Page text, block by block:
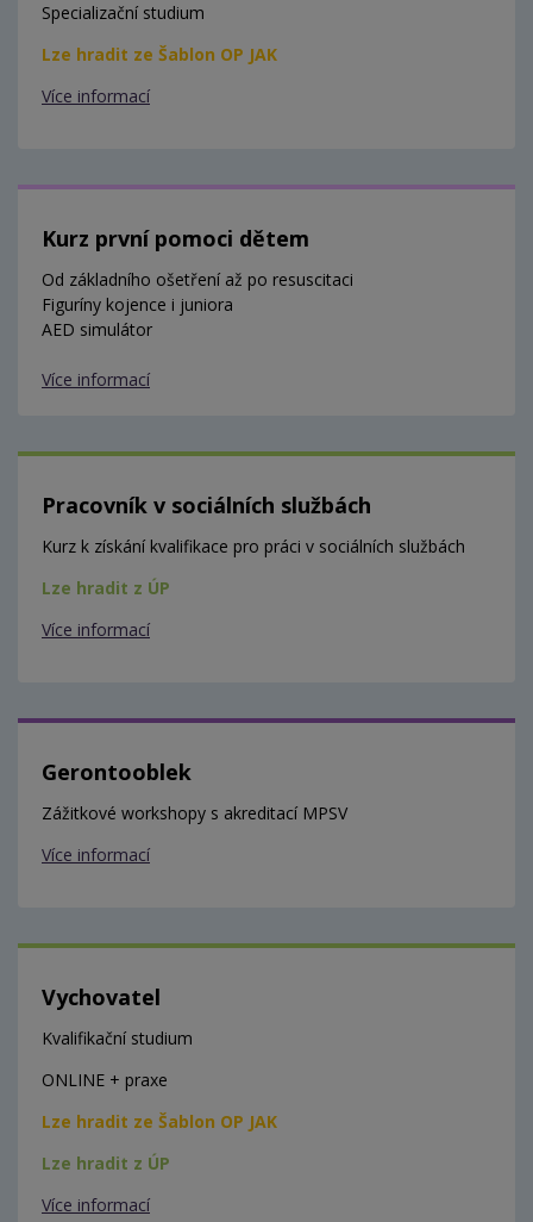
Specializační studium
Lze hradit ze Šablon OP JAK
Více informací
Kurz první pomoci dětem
Od základního ošetření až po resuscitaci
Figuríny kojence i juniora
AED simulátor
Více informací
Pracovník v sociálních službách
Kurz k získání kvalifikace pro práci v sociálních službách
Lze hradit z ÚP
Více informací
Gerontooblek
Zážitkové workshopy s akreditací MPSV
Více informací
Vychovatel
Kvalifikační studium
ONLINE + praxe
Lze hradit ze Šablon OP JAK
Lze hradit z ÚP
Více informací